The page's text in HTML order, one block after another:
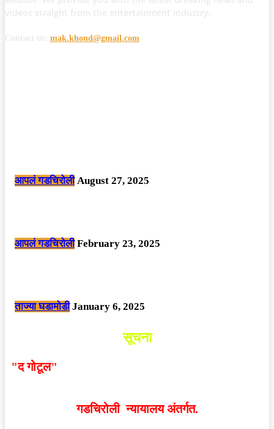
mak.khond@gmail.com
आपलं गडचिरोली August 27, 2025
आपलं गडचिरोली February 23, 2025
ताज्या घडामोडी January 6, 2025
सूचना
"द गोटूल"
गडचिरोली न्यायालय अंतर्गत.